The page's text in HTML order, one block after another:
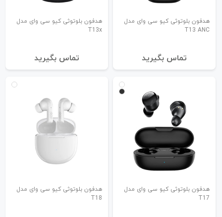
هدفون بلوتوثی کیو سی وای مدل
T13 ANC
تماس بگیرید
هدفون بلوتوثی کیو سی وای مدل
T13x
تماس بگیرید
هدفون بلوتوثی کیو سی وای مدل
T17
هدفون بلوتوثی کیو سی وای مدل
T18